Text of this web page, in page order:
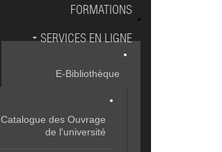
FORMATIONS
SERVICES EN LIGNE
E-Bibliothèque
Catalogue des Ouvrage
de l'université